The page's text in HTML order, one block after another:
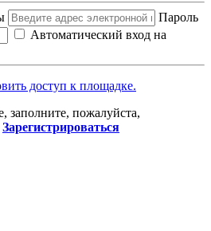
Пароль
Автоматический вход на
доступ к площадке.
заполните, пожалуйста,
Зарегистрироваться